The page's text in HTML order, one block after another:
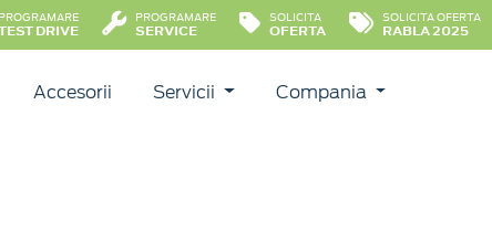
PROGRAMARE
DRIVE
PROGRAMARE
SERVICE
SOLICITA
OFERTA
SOLICITA OFERTA
RABLA 2025
Accesorii Servicii Compania